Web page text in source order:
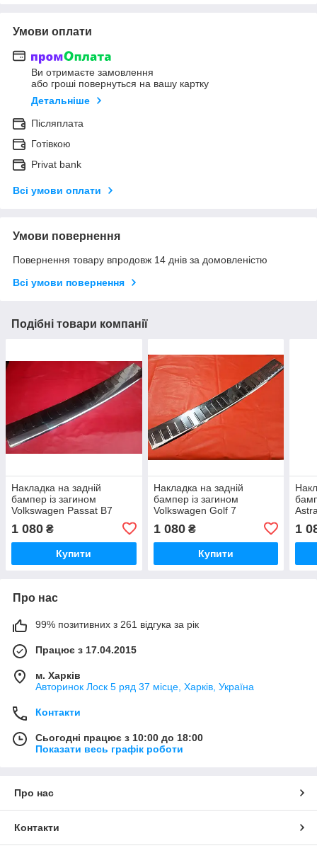
Умови оплати
Ви отримаєте замовлення
або гроші повернуться на вашу картку
Детальніше
Післяплата
Готівкою
Privat bank
Всі умови оплати
Умови повернення
Повернення товару впродовж 14 днів за домовленістю
Всі умови повернення
Подібні товари компанії
Накладка на задній
бампер із загином
Volkswagen Passat B7
1 080 ₴
Купити
Накладка на задній
бампер із загином
Volkswagen Golf 7
1 080₴
Купити
1
Про нас
99% позитивних з 261 відгука за рік
Працює з 17.04.2015
м. Харків
Авторинок Лоск 5 ряд 37 місце, Харків, Україна
Контакти
Сьогодні працює з 10:00 до 18:00
Показати весь графік роботи
Про нас
Контакти